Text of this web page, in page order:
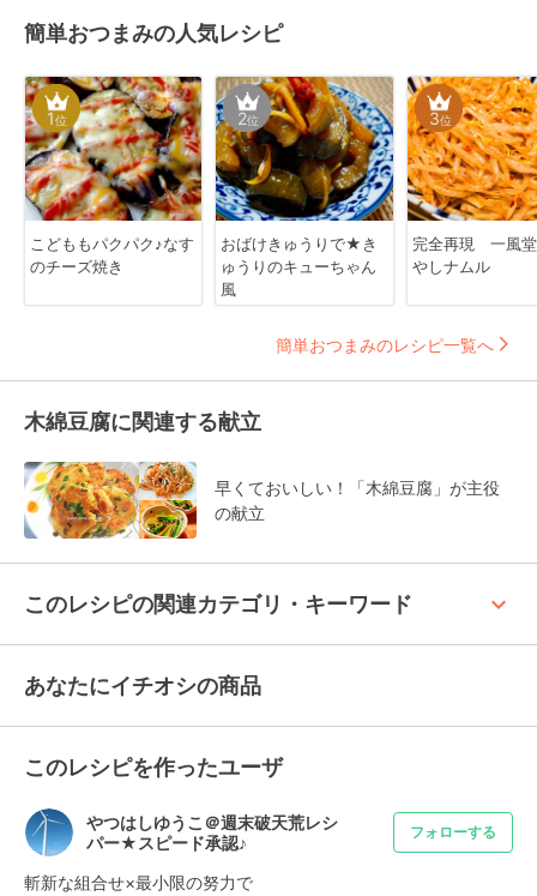
簡単おつまみの人気レシピ
1位
こどももパクパク♪なす
のチーズ焼き
2位
おばけきゅうりで★き
ゅうりのキューちゃん
風
3位
完全再現 一風
やしナムル
簡単おつまみのレシピ一覧へ
木綿豆腐に関連する献立
早くておいしい！「木綿豆腐」が主役
の献立
このレシピの関連カテゴリ・キーワード keyboard_arrow_up
あなたにイチオシの商品
このレシピを作ったユーザ
やつはしゆうこ＠週末破天荒レシ
パー★スピード承認♪
フォローする
斬新な組合せ×最小限の努力で